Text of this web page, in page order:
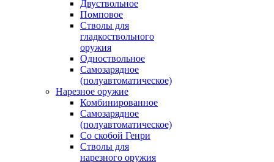
Двуствольное
Помповое
Стволы для
гладкоствольного
оружия
Одноствольное
Самозарядное
(полуавтоматическое)
Нарезное оружие
Комбинированное
Самозарядное
(полуавтоматическое)
Со скобой Генри
Стволы для
нарезного оружия